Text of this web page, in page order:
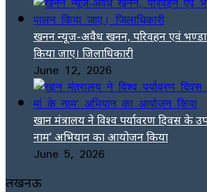
खनन न्यूज-अवैध खनन, परिवहन एवं
किया जाए। जिलाधिकारी
June 12, 2026
खान मंत्रालय ने विश्व पर्यावरण दिवस के
नाम’ अभियान का आयोजन किया
June 5, 2026
लखनऊ